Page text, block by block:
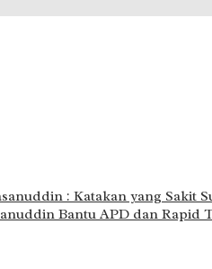
: Katakan yang Sakit
Bantu APD dan Rapid